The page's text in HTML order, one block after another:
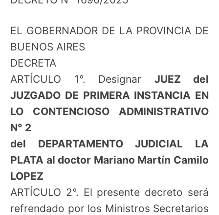
EL GOBERNADOR DE LA PROVINCIA DE
BUENOS AIRES
DECRETA
ARTÍCULO 1°. Designar JUEZ del
JUZGADO DE PRIMERA INSTANCIA EN
LO CONTENCIOSO ADMINISTRATIVO
N° 2
del DEPARTAMENTO JUDICIAL LA
PLATA al doctor Mariano Martín Camilo
LOPEZ
ARTÍCULO 2°. El presente decreto será
refrendado por los Ministros Secretarios